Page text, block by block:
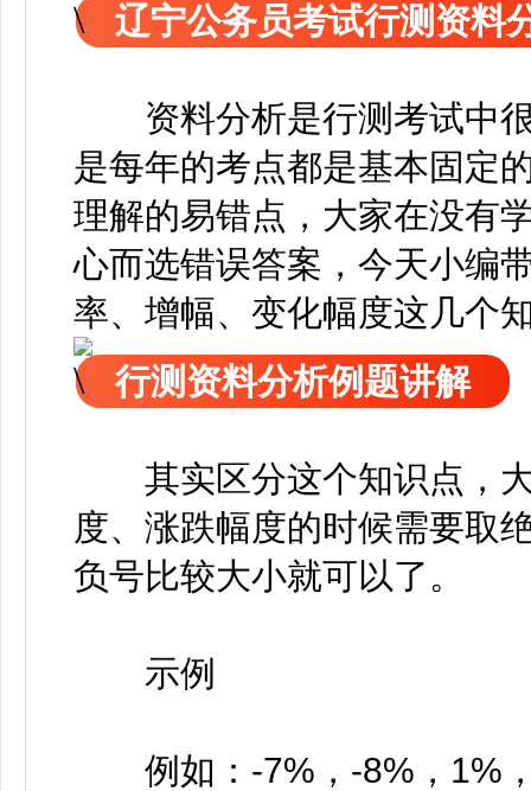
辽宁公务员考试行测资料
资料分析是行测考试中很
是每年的考点都是基本固定
理解的易错点，大家在没有
心而选错误答案，今天小编
率、增幅、变化幅度这几个
行测资料分析例题讲解
其实区分这个知识点，大
度、涨跌幅度的时候需要取
负号比较大小就可以了。
示例
例如：-7%，-8%，1%，